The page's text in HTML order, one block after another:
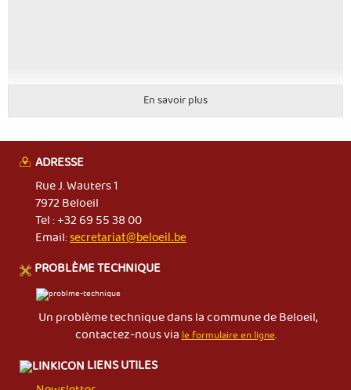
En savoir plus
ADRESSE
Rue J. Wauters 1
7972 Beloeil
Tel : +32 69 55 38 00
Email:secretariat@beloeil.be
PROBLÈME TECHNIQUE
Un problème technique dans la commune de Beloeil,
contactez-nous viale formulaire en ligne.
LIENS UTILES